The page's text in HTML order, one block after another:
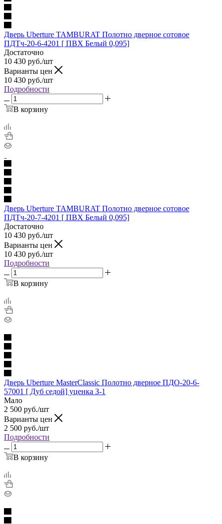
Дверь Uberture TAMBURAT Полотно дверное сотовое
ПДТч-20-6-4201 [ ПВХ Белый 0,095]
Достаточно
10 430 руб./шт
Варианты цен
10 430 руб./шт
Подробности
В корзину
Дверь Uberture TAMBURAT Полотно дверное сотовое
ПДТч-20-7-4201 [ ПВХ Белый 0,095]
Достаточно
10 430 руб./шт
Варианты цен
10 430 руб./шт
Подробности
В корзину
Дверь Uberture MasterClassic Полотно дверное ПДО-20-6-
57001 [ Дуб седой] уценка З-1
Мало
2 500 руб./шт
Варианты цен
2 500 руб./шт
Подробности
В корзину